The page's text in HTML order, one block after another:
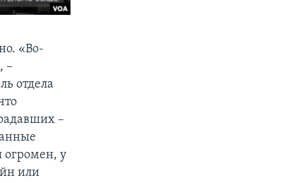
«Во-
–
отдела
–
огромен, у
или